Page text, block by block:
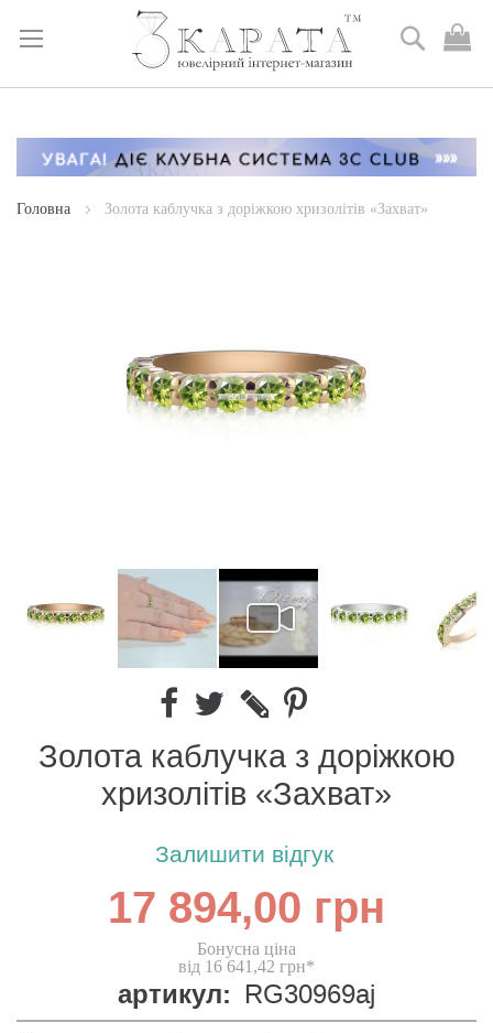
Skip
Content
Пошук
Головна Золота каблучка з доріжкою хризолітів «Захват»
Золота каблучка з доріжкою
хризолітів «Захват»
Залишити відгук
17 894,00 грн
Бонусна ціна
від 16 641,42 грн*
артикул: RG30969aj